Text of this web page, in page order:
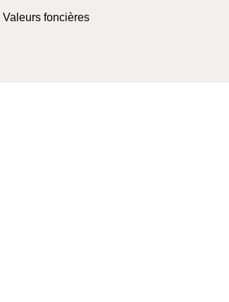
Valeurs foncières